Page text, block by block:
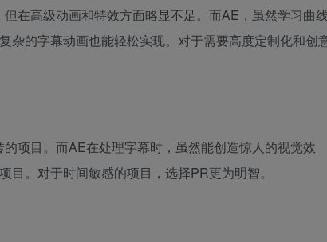
在高级动画和特效方面略显不足。而AE，虽然学习曲
杂的字幕动画也能轻松实现。对于需要高度定制化和创
项目。而AE在处理字幕时，虽然能创造惊人的视觉效
。对于时间敏感的项目，选择PR更为明智。